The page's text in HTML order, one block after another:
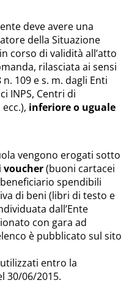
deve avere una
della Situazione
corso di validità all’atto
rilasciata ai sensi
109 e s. m. dagli Enti
INPS, Centri di
inferiore o uguale
vengono erogati sotto
voucher(buoni cartacei
spendibili
di beni (libri di testo e
dall’Ente
con gara ad
è pubblicato sul sito
entro la
30/06/2015.